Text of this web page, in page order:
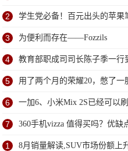
2 学生党必备！百元出头的苹果
3 为便利而存在——Fozzils
4 教育部职成司司长陈子季一行
研
5 用了两个月的荣耀20，憋了
6 一加6、小米Mix 2S已经可以
了？
7 360手机vizza 值得买吗？优缺
1 8月销量解读,SUV市场份额上